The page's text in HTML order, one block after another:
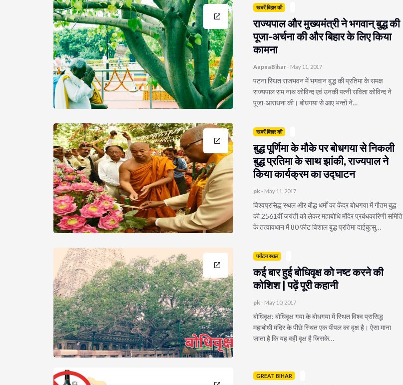
खबरें बिहार की
राज्यपाल और मुख्यमंत्री ने भगवान् बुद्ध की
पूजा-अर्चना की और बिहार के लिए किया
कामना
AapnaBihar- May 11, 2017
पटना स्थित राजभवन में भगवान बुद्ध की प्रतिमा के समक्ष
राज्यपाल राम नाथ कोविन्द एवं उनकी पत्नी सविता कोविन्द ने
पूजा-आराधना की। बोधगया से आए भन्तों ने…
खबरें बिहार की
बुद्ध पूर्णिमा के मौके पर बोधगया से निकली
बुद्ध प्रतिमा के साथ झांकी, राज्यपाल ने
किया कार्यक्रम का उद्घाटन
pk- May 11, 2017
विश्वप्रसिद्ध स्थल और बौद्ध धर्मों का केंद्र बोधगया में गौतम बुद्ध
की 2561वीं जयंती को लेकर महाबोधि मंदिर प्रबंधकारिणी समिति
के तत्वावधान में 80 फीट विशाल बुद्ध प्रतिमा दाईबुत्सु…
पर्यटन स्थल
कई बार हुई बोधिवृक्ष को नष्ट करने की
कोशिश | पढ़ें पूरी कहानी
pk- May 10, 2017
बोधिवृक्ष: बोधिवृक्ष गया के बोधगया में स्थित विश्व प्रासिद्ध
महाबोधी मंदिर के पीछे स्थित एक पीपल का वृक्ष है। ऐसा माना
जाता है कि यह वही वृक्ष है जिसके…
GREAT BIHAR